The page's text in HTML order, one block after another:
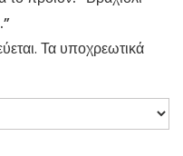
Τα υποχρεωτικά